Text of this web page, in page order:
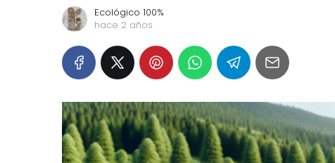
Ecológico 100%
hace 2 años